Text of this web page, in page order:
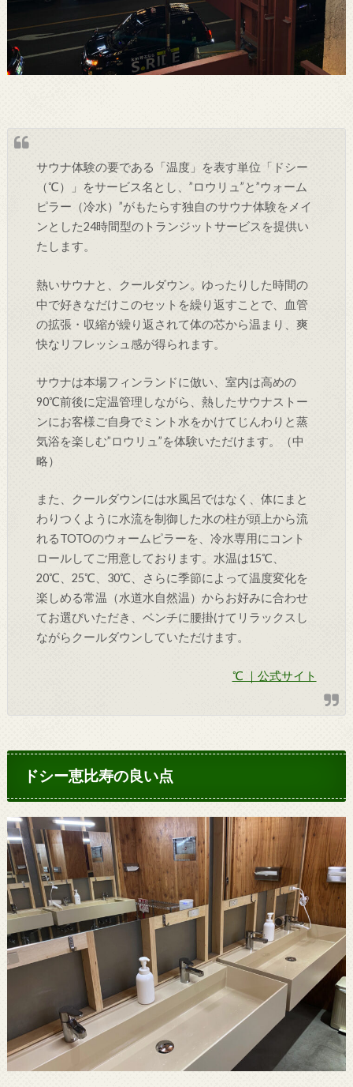
サウナ体験の要である「温度」を表す単位「ドシー
（℃）」をサービス名とし、”ロウリュ”と”ウォーム
ピラー（冷水）”がもたらす独自のサウナ体験をメイ
ンとした24時間型のトランジットサービスを提供い
たします。
熱いサウナと、クールダウン。ゆったりした時間の
中で好きなだけこのセットを繰り返すことで、血管
の拡張・収縮が繰り返されて体の芯から温まり、爽
快なリフレッシュ感が得られます。
サウナは本場フィンランドに倣い、室内は高めの
90℃前後に定温管理しながら、熱したサウナストー
ンにお客様ご自身でミント水をかけてじんわりと蒸
気浴を楽しむ”ロウリュ”を体験いただけます。（中
略）
また、クールダウンには水風呂ではなく、体にまと
わりつくように水流を制御した水の柱が頭上から流
れるTOTOのウォームピラーを、冷水専用にコント
ロールしてご用意しております。水温は15℃、
20℃、25℃、30℃、さらに季節によって温度変化を
楽しめる常温（水道水自然温）からお好みに合わせ
てお選びいただき、ベンチに腰掛けてリラックスし
ながらクールダウンしていただけます。
℃ ｜公式サイト
ドシー恵比寿の良い点